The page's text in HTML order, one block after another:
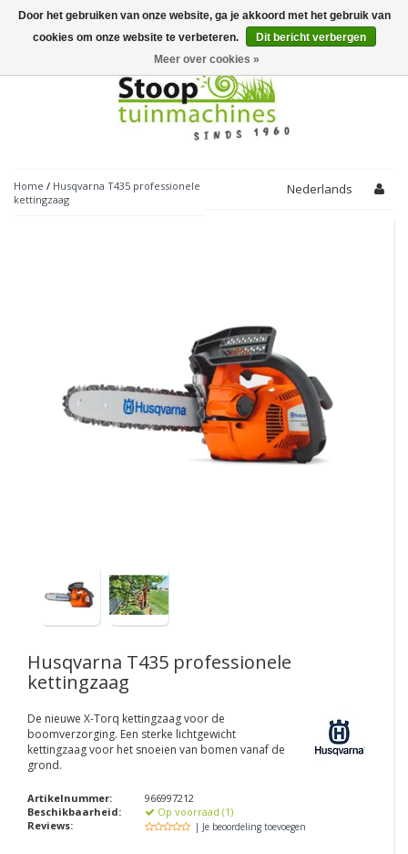
Toggle
navigation
Home / Husqvarna T435 professionele
kettingzaag
Nederlands
Husqvarna T435 professionele
kettingzaag
De nieuwe X-Torq kettingzaag voor de
boomverzorging. Een sterke lichtgewicht
kettingzaag voor het snoeien van bomen vanaf de
grond.
Artikelnummer:
966997212
Beschikbaarheid:
Op voorraad (1)
Reviews:
| Je beoordeling toevoegen
Door het gebruiken van onze website, ga je akkoord met het gebruik van
cookies om onze website te verbeteren.
Dit bericht verbergen
Meer over cookies »